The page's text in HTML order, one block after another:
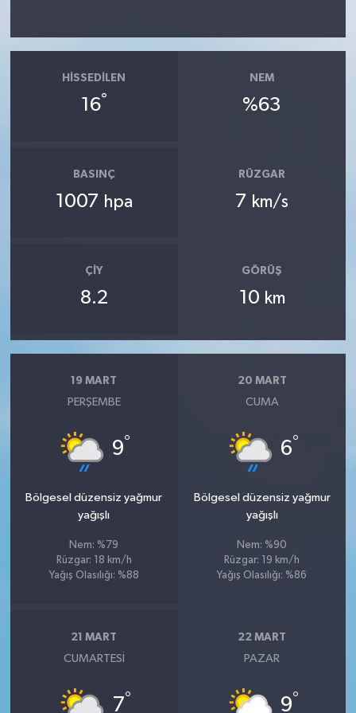
HISSEDILEN
16°
NEM
%63
BASINÇ
1007 hpa
RÜZGAR
7 km/s
ÇIY
8.2
GÖRÜŞ
10 km
19 MART
PERŞEMBE
9°
Bölgesel düzensiz yağmur
yağışlı
Nem: %79
Rüzgar: 18 km/h
Yağış Olasılığı: %88
20 MART
CUMA
6°
Bölgesel düzensiz yağmur
yağışlı
Nem: %90
Rüzgar: 19 km/h
Yağış Olasılığı: %86
21 MART
CUMARTESI
7°
22 MART
PAZAR
9°